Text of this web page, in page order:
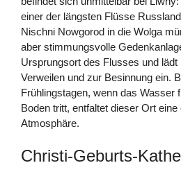
einer der längsten Flüsse
Nischni Nowgorod in die Wolga
aber stimmungsvolle
Ursprungsort des Flusses und
Verweilen und zur Besinnung ein.
Frühlingstagen, wenn das Wasser
Boden tritt, entfaltet dieser Ort
Atmosphäre.
Christi-Geburts-